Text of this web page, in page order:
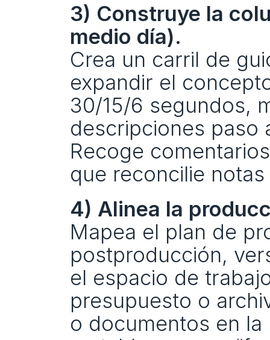
3) Construye la
medio día).
Crea un carril de
expandir el
30/15/6 segundos,
descripciones paso
Recoge
que reconcilie
4) Alinea la
Mapea el plan de
postproducción,
el espacio de
presupuesto o
o documentos en